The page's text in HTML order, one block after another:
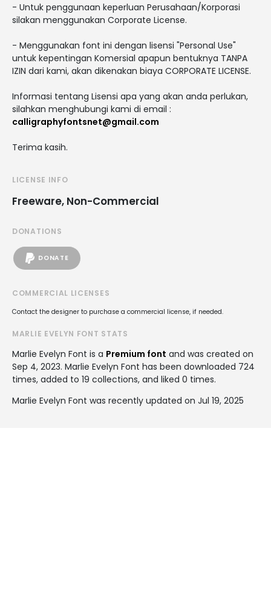
- Untuk penggunaan keperluan Perusahaan/Korporasi
silakan menggunakan Corporate License.
- Menggunakan font ini dengan lisensi "Personal Use"
untuk kepentingan Komersial apapun bentuknya TANPA
IZIN dari kami, akan dikenakan biaya CORPORATE LICENSE.
Informasi tentang Lisensi apa yang akan anda perlukan,
silahkan menghubungi kami di email :
calligraphyfontsnet@gmail.com
Terima kasih.
LICENSE INFO
Freeware, Non-Commercial
DONATIONS
DONATE
COMMERCIAL LICENSES
Contact the designer to purchase a commercial license, if needed.
MARLIE EVELYN FONT STATS
Marlie Evelyn Font is a Premium font and was created on
Sep 4, 2023. Marlie Evelyn Font has been downloaded 724
times, added to 19 collections, and liked 0 times.
Marlie Evelyn Font was recently updated on Jul 19, 2025